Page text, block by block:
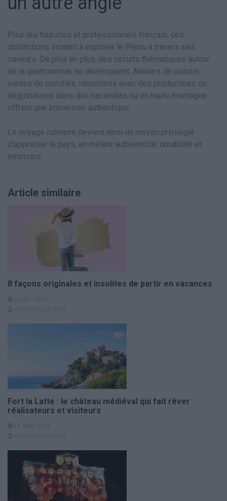
Pour les touristes et professionnels français, ces
distinctions incitent à explorer le Pérou à travers ses
saveurs. De plus en plus, des circuits thématiques autour
de la gastronomie se développent. Ateliers de cuisine,
visites de marchés, rencontres avec des producteurs ou
dégustations dans des haciendas ou en haute montagne
offrent une immersion authentique.
Le voyage culinaire devient ainsi un moyen privilégié
d’apprécier le pays, en mêlant authenticité, durabilité et
émotions.
Article similaire
8 façons originales et insolites de partir en vacances
Fort la Latte : le château médiéval qui fait rêver
réalisateurs et visiteurs